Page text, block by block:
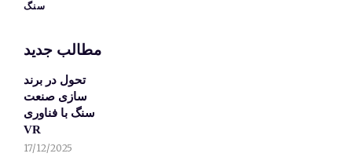
سنگ
مطالب جدید
تحول در برند
سازی صنعت
سنگ با فناوری
VR
17/12/2025